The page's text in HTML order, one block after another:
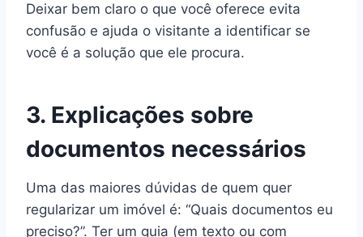
Deixar bem claro o que você oferece evita
confusão e ajuda o visitante a identificar se
você é a solução que ele procura.
3. Explicações sobre
documentos necessários
Uma das maiores dúvidas de quem quer
regularizar um imóvel é: “Quais documentos eu
preciso?”. Ter um guia (em texto ou com